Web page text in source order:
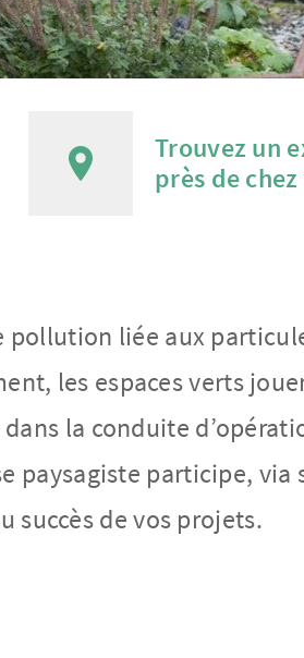
Trouvez un
près de
pollution liée aux
les espaces verts
dans la conduite
participe, via
succès de vos projets.